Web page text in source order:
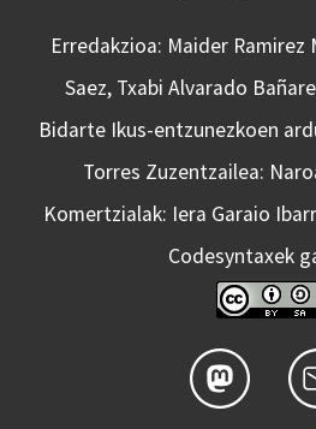
Erredakzioa: Maider Ramirez
Saez, Txabi Alvarado
Bidarte Ikus-entzunezkoen
Torres Zuzentzailea:
Komertzialak: Iera Garaio
Codesyntaxek